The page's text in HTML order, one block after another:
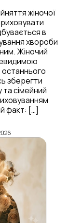
жіночої
в
хвороби
Жіночий
останнього
зберегти
та сімейний
факт: […]